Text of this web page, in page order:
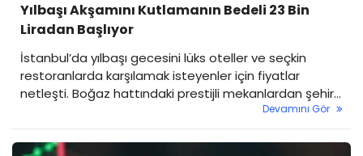
Yılbaşı Akşamını Kutlamanın Bedeli 23 Bin
Liradan Başlıyor
İstanbul’da yılbaşı gecesini lüks oteller ve seçkin
restoranlarda karşılamak isteyenler için fiyatlar
netleşti. Boğaz hattındaki prestijli mekanlardan şehir
otellerine kadar birçok noktada kişi başı yılbaşı
yemeği ve eğlence ücretleri dikkat çekici seviyelere
ulaştı.
Devamını Gör